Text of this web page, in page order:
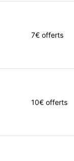
7€ offerts
10€ offerts